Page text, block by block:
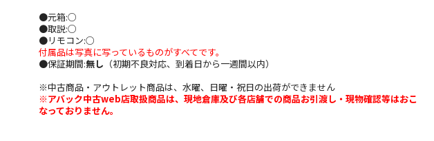
●元箱:○
●取説:○
●リモコン:○
付属品は写真に写っているものがすべてです。
●保証期間:無し （初期不良対応、到着日から一週間以内）
※中古商品・アウトレット商品は、水曜、日曜・祝日の出荷ができません
※アバック中古web店取扱商品は、現地倉庫及び各店舗での商品お引渡し・現物確認等はおこ
なっておりません。